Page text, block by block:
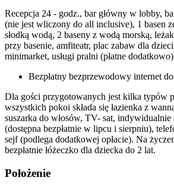
Recepcja 24 - godz., bar główny w lobby,
(nie jest wliczony do all inclusive), 1 basen
słodką wodą, 2 baseny z wodą morską,
przy basenie, amfiteatr, plac zabaw dla
minimarket, usługi pralni (płatne
Bezpłatny bezprzewodowy internet
Dla gości przygotowanych jest kilka typów
wszystkich pokoi składa się łazienka z
suszarka do włosów, TV- sat,
(dostępna bezpłatnie w lipcu i sierpniu),
sejf (podlega dodatkowej opłacie). Na
bezpłatnie łóżeczko dla dziecka do 2 lat.
Położenie